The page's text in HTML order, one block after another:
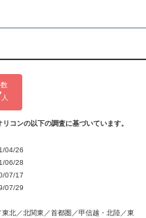
人
コンの以下の調査に基づいています。
04/26
06/28
07/17
07/29
北／北関東／首都圏／甲信越・北陸／東